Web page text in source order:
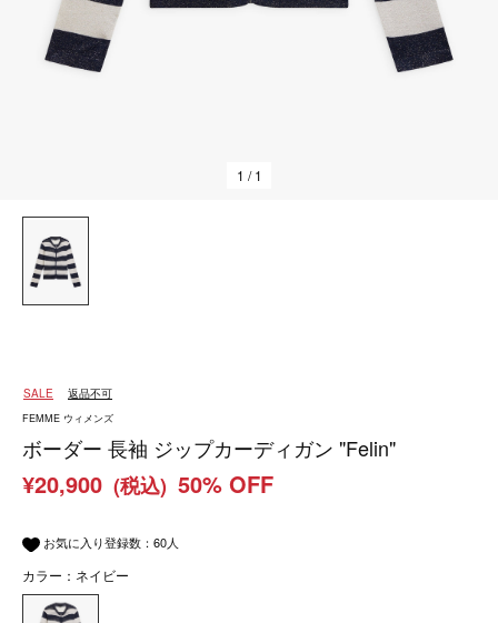
1 / 1
SALE 返品不可
FEMME ウィメンズ
ボーダー 長袖 ジップカーディガン "Felin"
¥20,900 (税込) 50% OFF
お気に入り登録数： 60人
カラー：ネイビー